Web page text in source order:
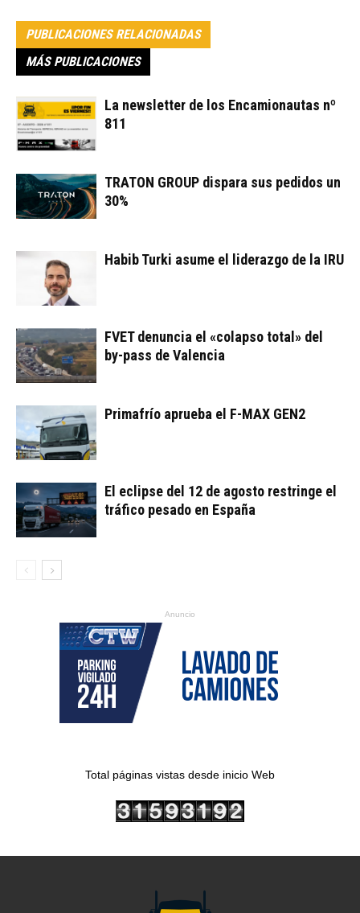
PUBLICACIONES RELACIONADAS
MÁS PUBLICACIONES
La newsletter de los Encamionautas nº
811
TRATON GROUP dispara sus pedidos un
30%
Habib Turki asume el liderazgo de la IRU
FVET denuncia el «colapso total» del
by-pass de Valencia
Primafrío aprueba el F-MAX GEN2
El eclipse del 12 de agosto restringe el
tráfico pesado en España
Anuncio
Total páginas vistas desde inicio Web